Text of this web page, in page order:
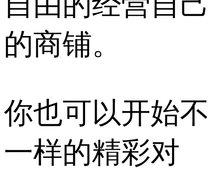
的商铺。
你也可以开始不
一样的精彩对